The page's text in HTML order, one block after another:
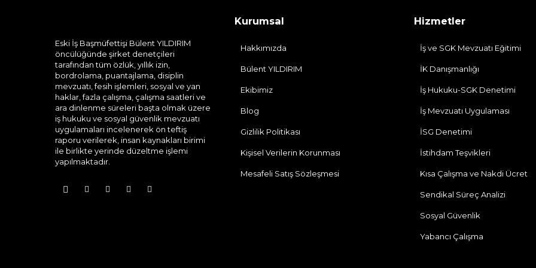
Eski İş Başmüfettişi Bülent YILDIRIM
öncülüğünde şirket denetçileri
tarafından tüm özlük, yıllık izin,
bordrolama, puantajlama, disiplin
mevzuatı, fesih işlemleri, sosyal ve yan
haklar, fazla çalışma, çalışma saatleri ve
ara dinlenme süreleri başta olmak üzere
iş hukuku ve sosyal güvenlik mevzuatı
uygulamaları incelenerek ön teftiş
raporu verilerek, insan kaynakları birimi
ile birlikte yerinde düzeltme işlemi
yapılmaktadır.
Kurumsal
Hakkımızda
Bülent YILDIRIM
Ekibimiz
Blog
Gizlilik Politikası
Kişisel Verilerin Korunması
Mesafeli Satış Sözleşmesi
Hizmetler
İş ve SGK Mevzuatı Eğitimi
İK Danışmanlığı
İş Hukuku-SGK Denetimi
İş Mevzuatı Uygulaması
İSG Denetimi
İstihdam Teşvikleri
Kısa Çalışma ve Nakdi Ücret
Sendikal Süreç Analizi
Sosyal Güvenlik
Yabancı Çalışma